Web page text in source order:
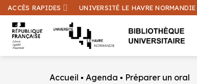
Passer
au
contenu
ACCÈS RAPIDES UNIVERSITÉ LE HAVRE NORMANDIE
Accueil ▪Agenda ▪ Préparer un oral